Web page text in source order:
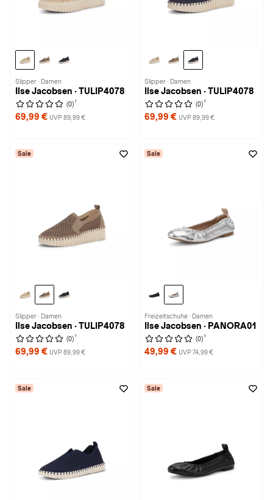
Slipper · Damen
Ilse Jacobsen · TULIP4078
(0) 1
69,99 € UVP 89,99 €
Slipper · Damen
Ilse Jacobsen · TULIP4078
(0) 1
69,99 € UVP 89,99 €
Sale
Slipper · Damen
Ilse Jacobsen · TULIP4078
(0) 1
69,99 € UVP 89,99 €
Sale
Freizeitschuhe · Damen
Ilse Jacobsen · PANORA01
(0) 1
49,99 € UVP 74,99 €
Sale Sale